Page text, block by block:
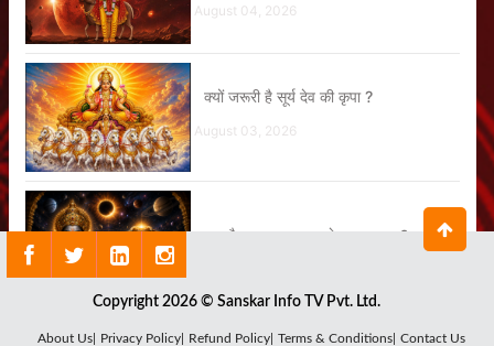
August 04, 2026
क्यों जरूरी है सूर्य देव की कृपा ?
August 03, 2026
क्या है राहु ग्रह का सबसे बड़ा रहस्य ?
Copyright 2026 © Sanskar Info TV Pvt. Ltd.
About Us| Privacy Policy| Refund Policy| Terms & Conditions| Contact Us